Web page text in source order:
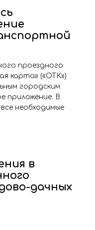
проездного
карта» («ОТК»)
городским
приложение. В
необходимые
в
дачных